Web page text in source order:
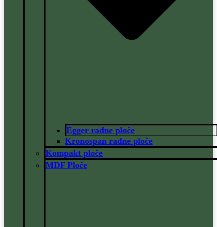
Egger radne ploče
Kronospan radne ploče
Kompakt ploče
MDF Ploče